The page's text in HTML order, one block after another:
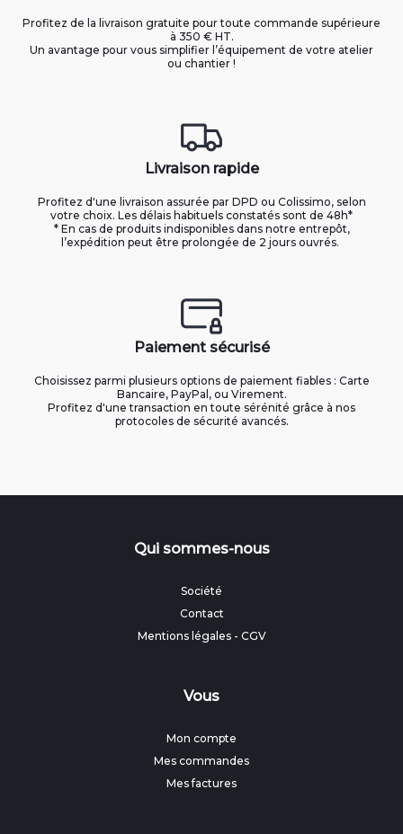
Profitez de la livraison gratuite pour toute commande supérieure
à 350 € HT.
Un avantage pour vous simplifier l’équipement de votre atelier
ou chantier !
Livraison rapide
Profitez d'une livraison assurée par DPD ou Colissimo, selon
votre choix. Les délais habituels constatés sont de 48h*
* En cas de produits indisponibles dans notre entrepôt,
l’expédition peut être prolongée de 2 jours ouvrés.
Paiement sécurisé
Choisissez parmi plusieurs options de paiement fiables : Carte
Bancaire, PayPal, ou Virement.
Profitez d'une transaction en toute sérénité grâce à nos
protocoles de sécurité avancés.
Qui sommes-nous
Société
Contact
Mentions légales- CGV
Vous
Mon compte
Mes commandes
Mes factures